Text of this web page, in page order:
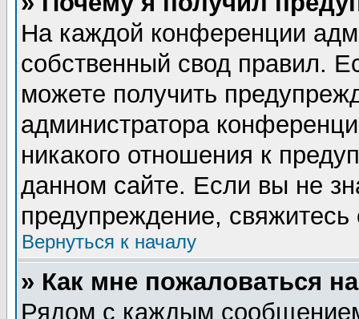
На каждой конференции
собственный свод правил.
можете получить
администратора
никакого отношения к
данном сайте. Если вы не
предупреждение,
Вернуться к началу
» Как мне пожаловаться
Рядом с каждым